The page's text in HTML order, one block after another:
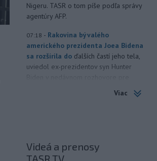
Nigeru. TASR o tom píše podľa správy
agentúry AFP.
07:18 - Rakovina bývalého
amerického prezidenta Joea Bidena
sa rozšírila do ďalších častí jeho tela,
uviedol ex-prezidentov syn Hunter
neohrozovali Islamskú republiku.
Viac
Videá a prenosy